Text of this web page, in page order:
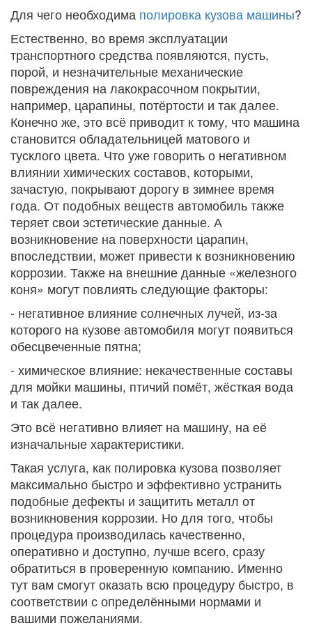
Для чего необходима полировка кузова машины?
Естественно, во время эксплуатации
транспортного средства появляются, пусть,
порой, и незначительные механические
повреждения на лакокрасочном покрытии,
например, царапины, потёртости и так далее.
Конечно же, это всё приводит к тому, что машина
становится обладательницей матового и
тусклого цвета. Что уже говорить о негативном
влиянии химических составов, которыми,
зачастую, покрывают дорогу в зимнее время
года. От подобных веществ автомобиль также
теряет свои эстетические данные. А
возникновение на поверхности царапин,
впоследствии, может привести к возникновению
коррозии. Также на внешние данные «железного
коня» могут повлиять следующие факторы:
- негативное влияние солнечных лучей, из-за
которого на кузове автомобиля могут появиться
обесцвеченные пятна;
- химическое влияние: некачественные составы
для мойки машины, птичий помёт, жёсткая вода
и так далее.
Это всё негативно влияет на машину, на её
изначальные характеристики.
Такая услуга, как полировка кузова позволяет
максимально быстро и эффективно устранить
подобные дефекты и защитить металл от
возникновения коррозии. Но для того, чтобы
процедура производилась качественно,
оперативно и доступно, лучше всего, сразу
обратиться в проверенную компанию. Именно
тут вам смогут оказать всю процедуру быстро, в
соответствии с определёнными нормами и
вашими пожеланиями.